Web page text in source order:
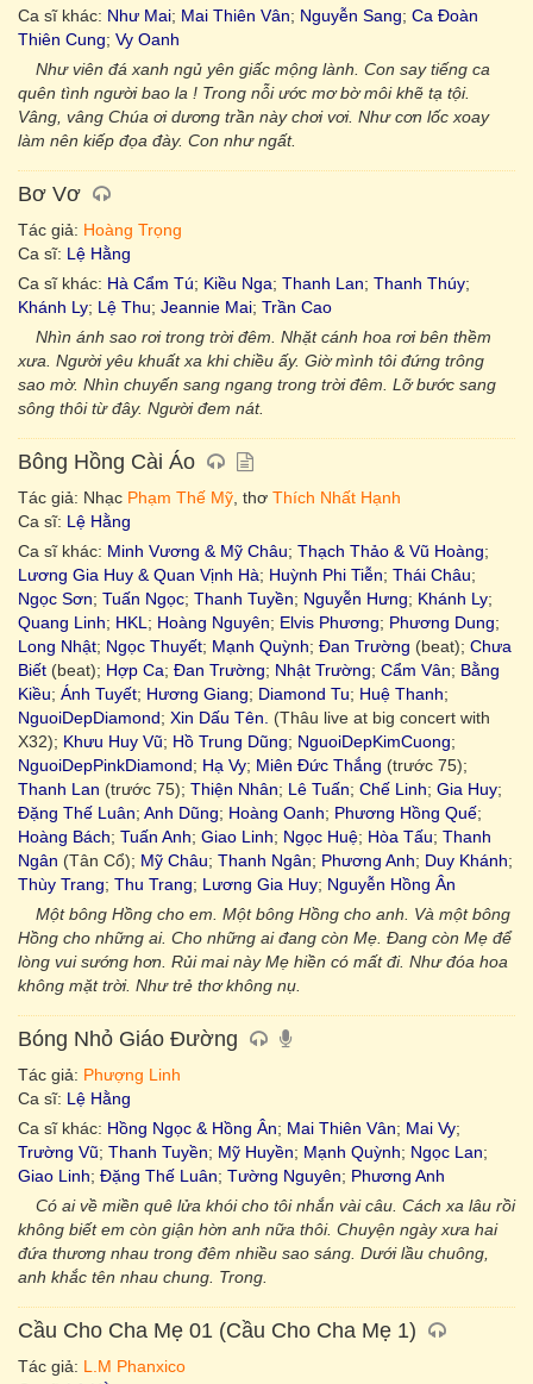
Ca sĩ khác: Như Mai; Mai Thiên Vân; Nguyễn Sang; Ca Đoàn
Thiên Cung; Vy Oanh
Như viên đá xanh ngủ yên giấc mộng lành. Con say tiếng ca
quên tình người bao la ! Trong nỗi ước mơ bờ môi khẽ tạ tội.
Vâng, vâng Chúa ơi dương trần này chơi vơi. Như cơn lốc xoay
làm nên kiếp đọa đày. Con như ngất.
Bơ Vơ
Tác giả: Hoàng Trọng
Ca sĩ: Lệ Hằng
Ca sĩ khác: Hà Cẩm Tú; Kiều Nga; Thanh Lan; Thanh Thúy;
Khánh Ly; Lệ Thu; Jeannie Mai; Trần Cao
Nhìn ánh sao rơi trong trời đêm. Nhặt cánh hoa rơi bên thềm
xưa. Người yêu khuất xa khi chiều ấy. Giờ mình tôi đứng trông
sao mờ. Nhìn chuyến sang ngang trong trời đêm. Lỡ bước sang
sông thôi từ đây. Người đem nát.
Bông Hồng Cài Áo
Tác giả: Nhạc Phạm Thế Mỹ , thơ Thích Nhất Hạnh
Ca sĩ: Lệ Hằng
Ca sĩ khác: Minh Vương & Mỹ Châu; Thạch Thảo & Vũ Hoàng;
Lương Gia Huy & Quan Vịnh Hà; Huỳnh Phi Tiễn; Thái Châu;
Ngọc Sơn; Tuấn Ngọc; Thanh Tuyền; Nguyễn Hưng; Khánh Ly;
Quang Linh; HKL ; Hoàng Nguyên; Elvis Phương; Phương Dung;
Long Nhật; Ngọc Thuyết; Mạnh Quỳnh; Đan Trường (beat); Chưa
Biết (beat); Hợp Ca; Đan Trường; Nhật Trường; Cẩm Vân; Bằng
Kiều; Ánh Tuyết; Hương Giang; Diamond Tu; Huệ Thanh;
NguoiDepDiamond; Xin Dấu Tên.
(Thâu live at big concert with
X32); Khưu Huy Vũ; Hồ Trung Dũng; NguoiDepKimCuong;
NguoiDepPinkDiamond; Hạ Vy; Miên Đức Thắng (trước 75);
Thanh Lan (trước 75); Thiện Nhân; Lê Tuấn; Chế Linh; Gia Huy;
Đặng Thế Luân; Anh Dũng; Hoàng Oanh; Phương Hồng Quế;
Hoàng Bách; Tuấn Anh; Giao Linh; Ngọc Huệ; Hòa Tấu; Thanh
Ngân (Tân Cổ); Mỹ Châu; Thanh Ngân; Phương Anh; Duy Khánh;
Thùy Trang; Thu Trang; Lương Gia Huy; Nguyễn Hồng Ân
Một bông Hồng cho em. Một bông Hồng cho anh. Và một bông
Hồng cho những ai. Cho những ai đang còn Mẹ. Đang còn Mẹ để
lòng vui sướng hơn. Rủi mai này Mẹ hiền có mất đi. Như đóa hoa
không mặt trời. Như trẻ thơ không nụ.
Bóng Nhỏ Giáo Đường
Tác giả: Phượng Linh
Ca sĩ: Lệ Hằng
Ca sĩ khác: Hồng Ngọc & Hồng Ân; Mai Thiên Vân; Mai Vy;
Trường Vũ; Thanh Tuyền; Mỹ Huyền; Mạnh Quỳnh; Ngọc Lan;
Giao Linh; Đặng Thế Luân; Tường Nguyên; Phương Anh
Có ai về miền quê lửa khói cho tôi nhắn vài câu. Cách xa lâu rồi
không biết em còn giận hờn anh nữa thôi. Chuyện ngày xưa hai
đứa thương nhau trong đêm nhiều sao sáng. Dưới lầu chuông,
anh khắc tên nhau chung. Trong.
Cầu Cho Cha Mẹ 01 (Cầu Cho Cha Mẹ 1)
Tác giả: L.M Phanxico